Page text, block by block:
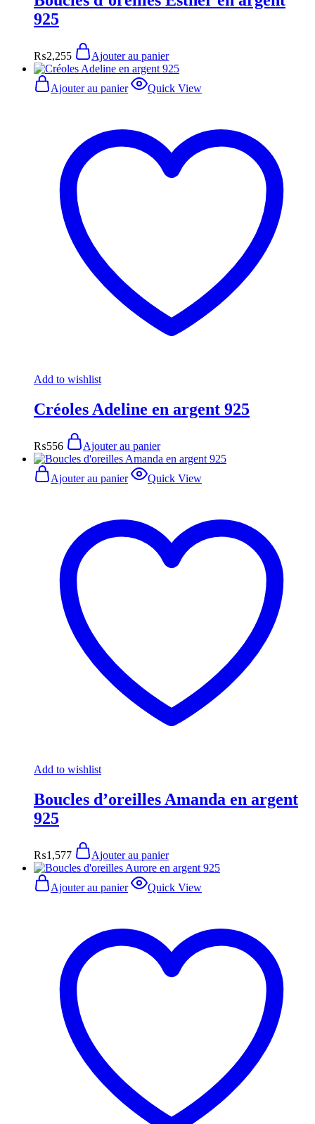
925
₨2,255 Ajouter au panier
Ajouter au panier Quick View
Add to wishlist
Créoles Adeline en argent 925
₨556 Ajouter au panier
Ajouter au panier Quick View
Add to wishlist
Boucles d’oreilles Amanda en argent
925
₨1,577 Ajouter au panier
Ajouter au panier Quick View